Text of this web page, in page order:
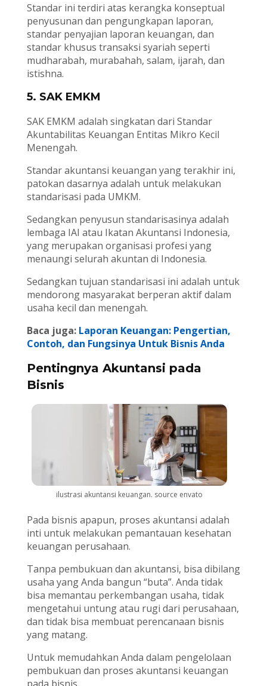
Standar ini terdiri atas kerangka konseptual
penyusunan dan pengungkapan laporan,
standar penyajian laporan keuangan, dan
standar khusus transaksi syariah seperti
mudharabah, murabahah, salam, ijarah, dan
istishna.
5. SAK EMKM
SAK EMKM adalah singkatan dari Standar
Akuntabilitas Keuangan Entitas Mikro Kecil
Menengah.
Standar akuntansi keuangan yang terakhir ini,
patokan dasarnya adalah untuk melakukan
standarisasi pada UMKM.
Sedangkan penyusun standarisasinya adalah
lembaga IAI atau Ikatan Akuntansi Indonesia,
yang merupakan organisasi profesi yang
menaungi selurah akuntan di Indonesia.
Sedangkan tujuan standarisasi ini adalah untuk
mendorong masyarakat berperan aktif dalam
usaha kecil dan menengah.
Baca juga: Laporan Keuangan: Pengertian,
Contoh, dan Fungsinya Untuk Bisnis Anda
Pentingnya Akuntansi pada
Bisnis
ilustrasi akuntansi keuangan. source envato
Pada bisnis apapun, proses akuntansi adalah
inti untuk melakukan pemantauan kesehatan
keuangan perusahaan.
Tanpa pembukuan dan akuntansi, bisa dibilang
usaha yang Anda bangun “buta”. Anda tidak
bisa memantau perkembangan usaha, tidak
mengetahui untung atau rugi dari perusahaan,
dan tidak bisa membuat perencanaan bisnis
yang matang.
Untuk memudahkan Anda dalam pengelolaan
pembukuan dan proses akuntansi keuangan